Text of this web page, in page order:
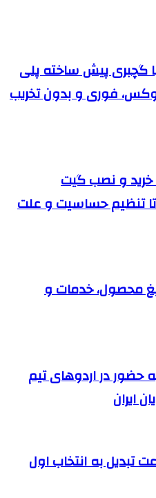
گچبری پیش ساخته پلی
فوری و بدون تخریب
خرید و نصب گیت
تنظیم حساسیت و علت
محصول، خدمات و
حضور در اردوهای تیم
ایران
تبدیل به انتخاب اول